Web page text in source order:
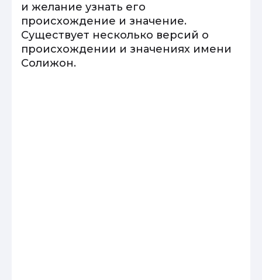
и желание узнать его
происхождение и значение.
Существует несколько версий о
происхождении и значениях имени
Солижон.